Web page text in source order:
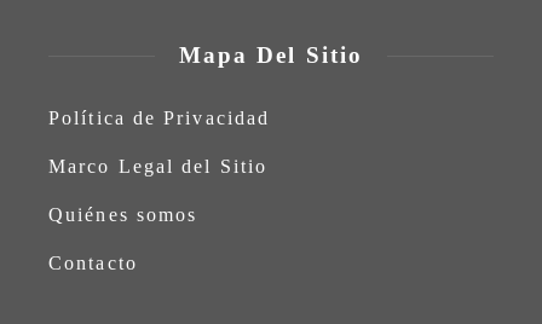
Mapa Del Sitio
Política de Privacidad
Marco Legal del Sitio
Quiénes somos
Contacto